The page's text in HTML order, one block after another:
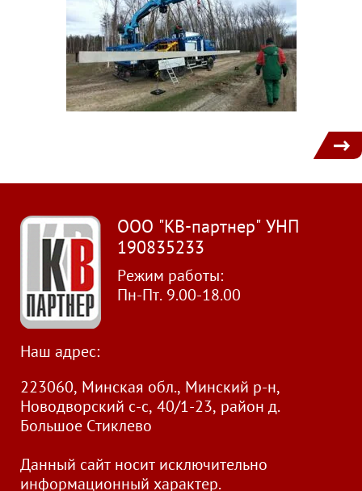
ООО "КВ-партнер" УНП
190835233
Режим работы:
Пн-Пт. 9.00-18.00
Наш адрес:
223060, Минская обл., Минский р-н,
Новодворский с-с, 40/1-23, район д.
Большое Стиклево
Данный сайт носит исключительно
информационный характер.